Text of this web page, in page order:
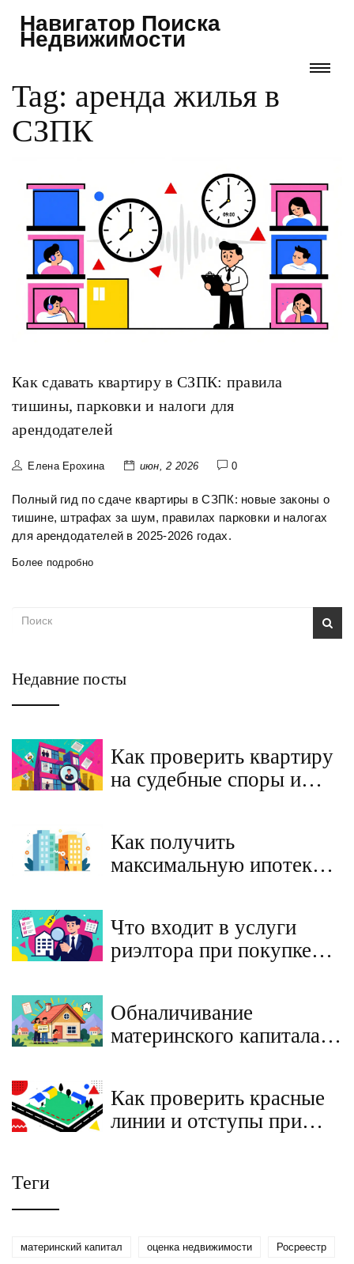
Навигатор Поиска
Недвижимости
Tag: аренда жилья в
СЗПК
Как сдавать квартиру в СЗПК: правила
тишины, парковки и налоги для
арендодателей
Елена Ерохина июн, 2 2026 0
Полный гид по сдаче квартиры в СЗПК: новые законы о
тишине, штрафах за шум, правилах парковки и налогах
для арендодателей в 2025-2026 годах.
Более подробно
Недавние посты
Как проверить квартиру
на судебные споры и
рынке
Как получить
максимальную ипотеку в
кредита
Что входит в услуги
риэлтора при покупке
Обналичивание
материнского капитала:
жилье в 2025 году
Как проверить красные
линии и отступы при
Теги
материнский капитал оценка недвижимости Росреестр